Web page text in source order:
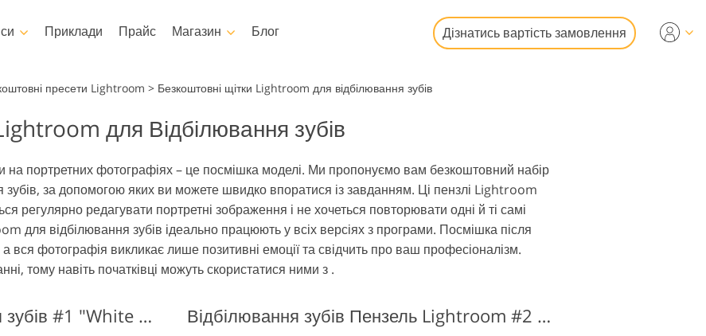
новонароджених
нерухомості
згенеровані
штучного
Фотоманіпуляції Реставрація фото
Приклади Прайс Магазин
Photoshop
екшенів Ps
Templates
Усі шаблони
Листівки до Дня Святого
Валентина
Запрошення на весілля
Запрошення на дитяче
свято
Video
LUTs для редагування
Професійні відео
оверлейси
Блог Дізнатись вартість замовлення
пресети Lightroom > Безкоштовні щітки Lightroom для відбілювання зубів
для Відбілювання зубів
на портретних фотографіях – це посмішка моделі. Ми пропонуємо вам безкоштовний набір
за допомогою яких ви можете швидко впоратися із завданням. Ці пензлі Lightroom
регулярно редагувати портретні зображення і не хочеться повторювати одні й ті самі
для відбілювання зубів ідеально працюють у всіх версіях з програми. Посмішка після
вся фотографія викликає лише позитивні емоції та свідчить про ваш професіоналізм.
тому навіть початківці можуть скористатися ними з .
Кисті Lr для Відбілювання зубів #1 "White Teeth" Відбілювання зубів Пензель Lightroom #2 "Classic"